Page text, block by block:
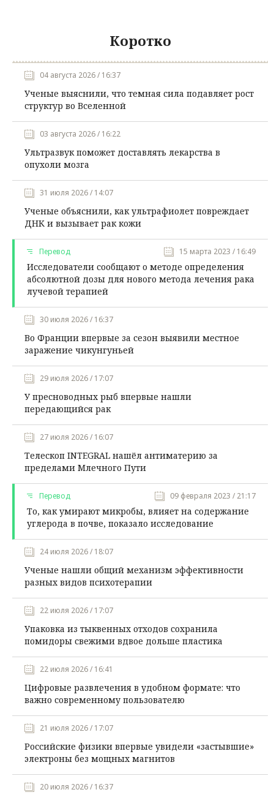
Коротко
04 августа 2026 / 16:37
Ученые выяснили, что темная сила подавляет рост
структур во Вселенной
03 августа 2026 / 16:22
Ультразвук поможет доставлять лекарства в
опухоли мозга
31 июля 2026 / 14:07
Ученые объяснили, как ультрафиолет повреждает
ДНК и вызывает рак кожи
Перевод 15 марта 2023 / 16:49
Исследователи сообщают о методе определения
абсолютной дозы для нового метода лечения рака
лучевой терапией
30 июля 2026 / 16:37
Во Франции впервые за сезон выявили местное
заражение чикунгуньей
29 июля 2026 / 17:07
У пресноводных рыб впервые нашли
передающийся рак
27 июля 2026 / 16:07
Телескоп INTEGRAL нашёл антиматерию за
пределами Млечного Пути
Перевод 09 февраля 2023 / 21:17
То, как умирают микробы, влияет на содержание
углерода в почве, показало исследование
24 июля 2026 / 18:07
Ученые нашли общий механизм эффективности
разных видов психотерапии
22 июля 2026 / 17:07
Упаковка из тыквенных отходов сохранила
помидоры свежими вдвое дольше пластика
22 июля 2026 / 16:41
Цифровые развлечения в удобном формате: что
важно современному пользователю
21 июля 2026 / 17:07
Российские физики впервые увидели «застывшие»
электроны без мощных магнитов
20 июля 2026 / 16:37